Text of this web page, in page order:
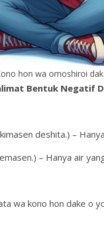
hon wa omoshiroi
Bentuk Negatif
deshita.) –
– Hanya air
wa kono hon dake o